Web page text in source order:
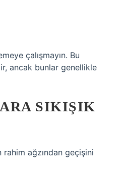
çalışmayın. Bu
ancak bunlar genellikle
SIKIŞIK
rahim ağzından geçişini